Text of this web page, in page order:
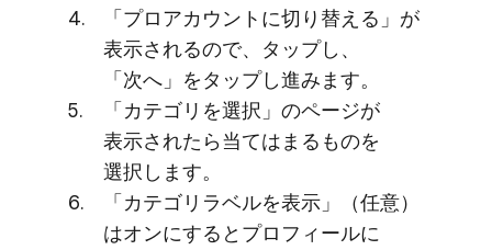
「プロアカウントに​切り替える」が​
表示されるので、​タップし、​
「次へ」を​タップし進みます。
「カテゴリを​選択」の​ページが​
表示されたら​当てはまる​ものを​
選択します。
「カテゴリラベルを​表示」​（任意）
は​オンに​すると​プロフィールに​